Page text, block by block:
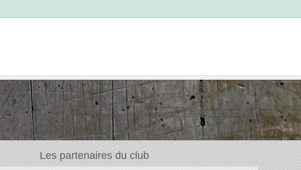
Les partenaires du club